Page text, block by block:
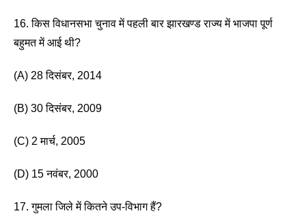
16. किस विधानसभा चुनाव में पहली बार झारखण्ड राज्य में भाजपा पूर्ण
बहुमत में आई थी?
(A) 28 दिसंबर, 2014
(B) 30 दिसंबर, 2009
(C) 2 मार्च, 2005
(D) 15 नवंबर, 2000
17. गुमला जिले में कितने उप-विभाग हैं?